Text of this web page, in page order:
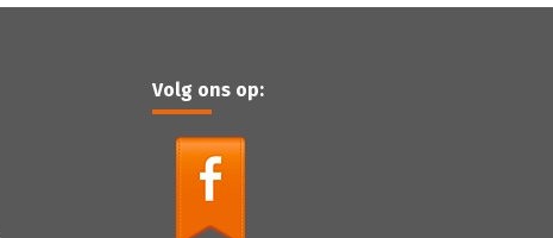
Volg ons op: